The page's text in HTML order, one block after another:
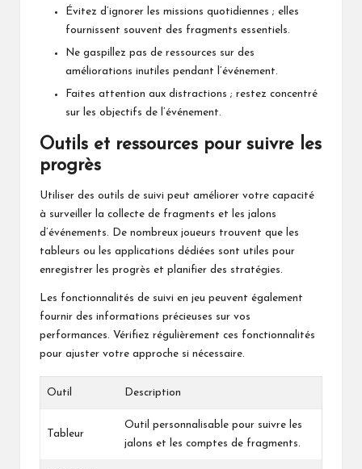
Évitez d’ignorer les missions quotidiennes ; elles
fournissent souvent des fragments essentiels.
Ne gaspillez pas de ressources sur des
améliorations inutiles pendant l’événement.
Faites attention aux distractions ; restez concentré
sur les objectifs de l’événement.
Outils et ressources pour suivre les
progrès
Utiliser des outils de suivi peut améliorer votre capacité
à surveiller la collecte de fragments et les jalons
d’événements. De nombreux joueurs trouvent que les
tableurs ou les applications dédiées sont utiles pour
enregistrer les progrès et planifier des stratégies.
Les fonctionnalités de suivi en jeu peuvent également
fournir des informations précieuses sur vos
performances. Vérifiez régulièrement ces fonctionnalités
pour ajuster votre approche si nécessaire.
Outil Description
Tableur
Outil personnalisable pour suivre les
jalons et les comptes de fragments.